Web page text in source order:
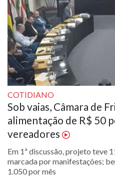
COTIDIANO
Sob vaias, Câmara de
alimentação de R$ 50
vereadores
Em 1ª discussão, projeto teve
marcada por manifestações;
1.050 por mês